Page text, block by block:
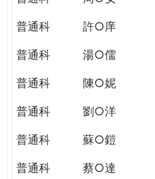
WAGOR
TODAY
THE
WORLD
PUTTING
普通科
許○庠
普通科
湯○儒
普通科
陳○妮
普通科
劉○洋
普通科
蘇○鎧
普通科
蔡○達